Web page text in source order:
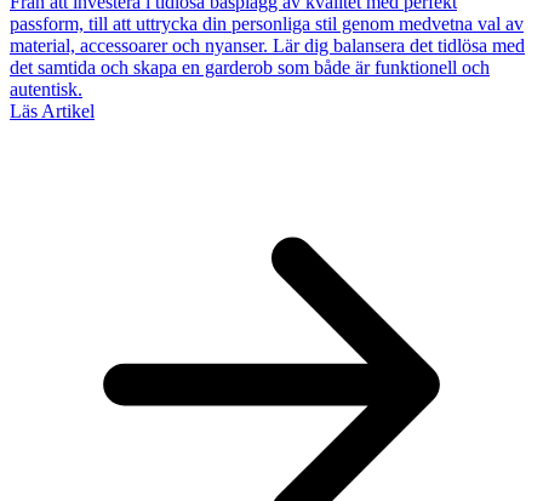
passform, till att uttrycka din personliga stil genom medvetna val av
material, accessoarer och nyanser. Lär dig balansera det tidlösa med
det samtida och skapa en garderob som både är funktionell och
autentisk.
Läs Artikel